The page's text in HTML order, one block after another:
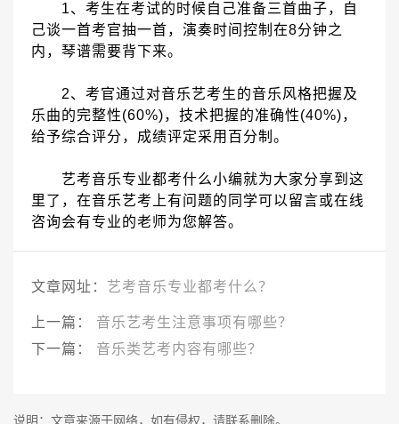
1、考生在考试的时候自己准备三首曲子，自
己谈一首考官抽一首，演奏时间控制在8分钟之
内，琴谱需要背下来。
2、考官通过对音乐艺考生的音乐风格把握及
乐曲的完整性(60%)，技术把握的准确性(40%)，
给予综合评分，成绩评定采用百分制。
艺考音乐专业都考什么小编就为大家分享到这
里了，在音乐艺考上有问题的同学可以留言或在线
咨询会有专业的老师为您解答。
文章网址： 艺考音乐专业都考什么？
上一篇： 音乐艺考生注意事项有哪些？
下一篇： 音乐类艺考内容有哪些？
说明：文章来源于网络，如有侵权，请联系删除。